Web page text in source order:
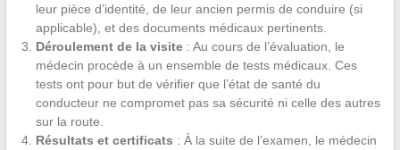
leur pièce d’identité, de leur ancien permis de conduire (si
applicable), et des documents médicaux pertinents.
Déroulement de la visite: Au cours de l’évaluation, le
médecin procède à un ensemble de tests médicaux. Ces
tests ont pour but de vérifier que l’état de santé du
conducteur ne compromet pas sa sécurité ni celle des autres
sur la route.
Résultats et certificats : À la suite de l’examen, le médecin